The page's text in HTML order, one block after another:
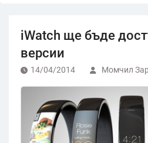
iWatch ще бъде
версии
14/04/2014 Момчил